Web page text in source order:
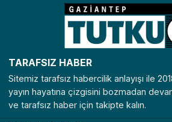
TARAFSIZ HABER
Sitemiz tarafsız habercilik anlayışı ile
yayın hayatına çizgisini bozmadan
ve tarafsız haber için takipte kalın.